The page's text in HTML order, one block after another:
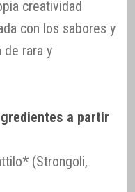
creatividad
con los sabores y
de rara y
a partir
(Strongoli,